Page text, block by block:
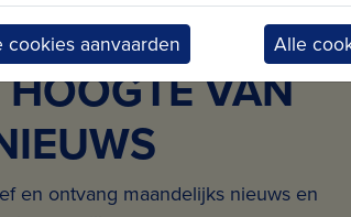
VAN
en ontvang maandelijks nieuws en
cookies aanvaarden Alle